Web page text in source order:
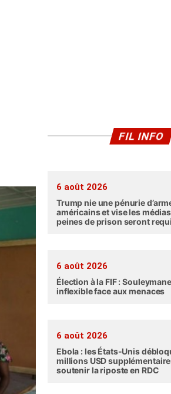
FIL INFO
6 août 2026
Trump nie une pénurie
américains et vise les
peines de prison seront
6 août 2026
Élection à la FIF :
inflexible face aux menaces
6 août 2026
Ebola : les États-Unis
millions USD
soutenir la riposte en RDC